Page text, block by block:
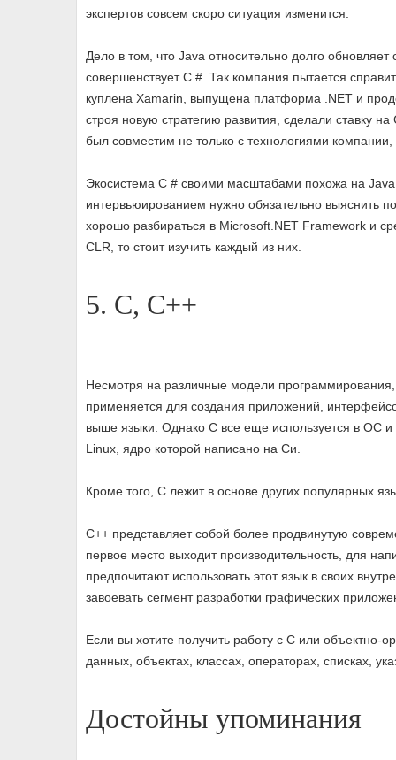
экспертов совсем скоро ситуация изменится.
Дело в том, что Java относительно долго
совершенствует C #. Так компания пытается
куплена Xamarin, выпущена платформа .NET и
строя новую стратегию развития, сделали ставку
был совместим не только с технологиями
Экосистема C # своими масштабами похожа на
интервьюированием нужно обязательно выяснить
хорошо разбираться в Microsoft.NET Framework и
CLR, то стоит изучить каждый из них.
5. C, C++
Несмотря на различные модели
применяется для создания приложений,
выше языки. Однако С все еще используется в ОС
Linux, ядро которой написано на Си.
Кроме того, С лежит в основе других популярных
C++ представляет собой более продвинутую
первое место выходит производительность, для
предпочитают использовать этот язык в своих
завоевать сегмент разработки графических
Если вы хотите получить работу с С или
данных, объектах, классах, операторах, списках,
Достойны упоминания